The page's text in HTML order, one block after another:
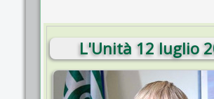
L'Unità 12 luglio